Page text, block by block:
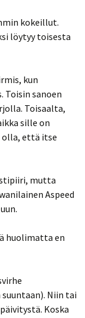
kokeillut.
löytyy toisesta
kun
sanoen
Toisaalta,
sille on
olla, että itse
mutta
Aspeed
huolimatta en
Niin tai
Koska